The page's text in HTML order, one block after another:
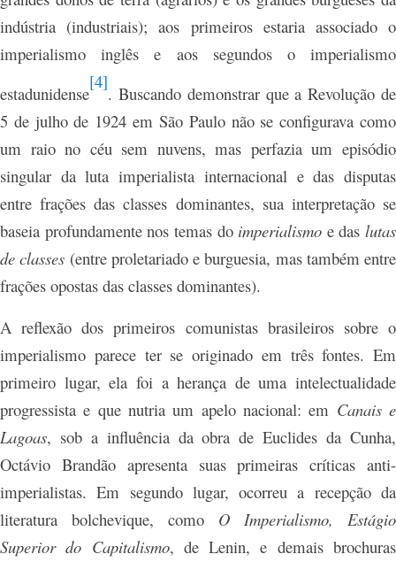
indústria (industriais); aos primeiros estaria associado o
imperialismo inglês e aos segundos o imperialismo
estadunidense
[4]
. Buscando demonstrar que a Revolução de
5 de julho de 1924 em São Paulo não se configurava como
um raio no céu sem nuvens, mas perfazia um episódio
singular da luta imperialista internacional e das disputas
entre frações das classes dominantes, sua interpretação se
baseia profundamente nos temas do imperialismo e das lutas
de classes (entre proletariado e burguesia, mas também entre
frações opostas das classes dominantes).
A reflexão dos primeiros comunistas brasileiros sobre o
imperialismo parece ter se originado em três fontes. Em
primeiro lugar, ela foi a herança de uma intelectualidade
progressista e que nutria um apelo nacional: em Canais e
Lagoas, sob a influência da obra de Euclides da Cunha,
Octávio Brandão apresenta suas primeiras críticas anti-
imperialistas. Em segundo lugar, ocorreu a recepção da
literatura bolchevique, como O Imperialismo, Estágio
Superior do Capitalismo, de Lenin, e demais brochuras